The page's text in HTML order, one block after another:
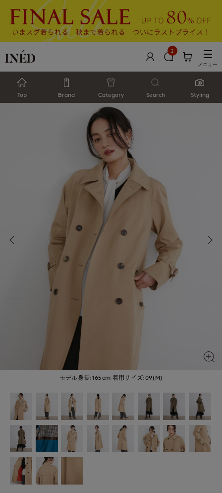
2
メニュー
Top Brand Category Search Styling
モデル身長:165cm 着用サイズ:09(M)